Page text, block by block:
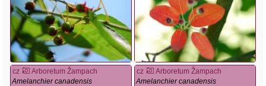
cz
Arboretum Žampach
Amelanchier canadensis
cz
Arboretum Žampach
Amelanchier canadensis